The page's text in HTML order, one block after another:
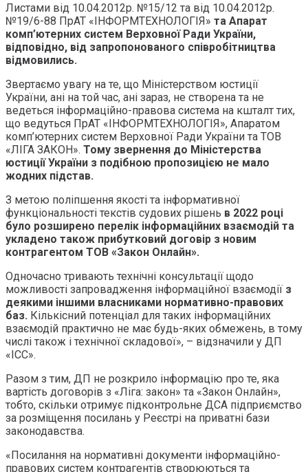
Листами від 10.04.2012р. №15/12 та від 10.04.2012р.
№19/6-88 ПрАТ «ІНФОРМТЕХНОЛОГІЯ» та Апарат
комп’ютерних систем Верховної Ради України,
відповідно, від запропонованого співробітництва
відмовились.
Звертаємо увагу на те, що Міністерством юстиції
України, ані на той час, ані зараз, не створена та не
ведеться інформаційно-правова система на кшталт тих,
що ведуться ПрАТ «ІНФОРМТЕХНОЛОГІЯ», Апаратом
комп’ютерних систем Верховної Ради України та ТОВ
«ЛІГА ЗАКОН». Тому звернення до Міністерства
юстиції України з подібною пропозицією не мало
жодних підстав.
З метою поліпшення якості та інформативної
функціональності текстів судових рішень в 2022 році
було розширено перелік інформаційних взаємодій та
укладено також прибутковий договір з новим
контрагентом ТОВ «Закон Онлайн».
Одночасно тривають технічні консультації щодо
можливості запровадження інформаційної взаємодії з
деякими іншими власниками нормативно-правових
баз. Кількісний потенціал для таких інформаційних
взаємодій практично не має будь-яких обмежень, в тому
числі також і технічної складової», – відзначили у ДП
«ІСС».
Разом з тим, ДП не розкрило інформацію про те, яка
вартість договорів з «Ліга: закон» та «Закон Онлайн»,
тобто, скільки отримує підконтрольне ДСА підприємство
за розміщення посилань у Реєстрі на приватні бази
законодавства.
«Посилання на нормативні документи інформаційно-
правових систем контрагентів створюються та